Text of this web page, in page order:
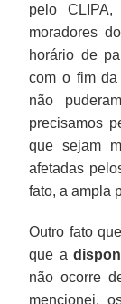
pelo
moradores
horário de
com o fim da
não
precisamos
que sejam
afetadas
fato, a ampla
Outro fato
que a
não ocorre
mencionei,